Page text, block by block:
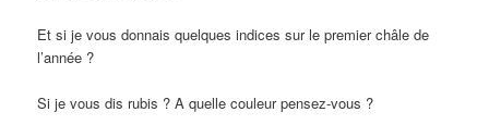
Et si je vous donnais quelques indices sur le premier châle de
l’année ?
Si je vous dis rubis ? A quelle couleur pensez-vous ?